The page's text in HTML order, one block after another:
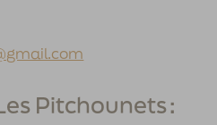
Pitchounets :